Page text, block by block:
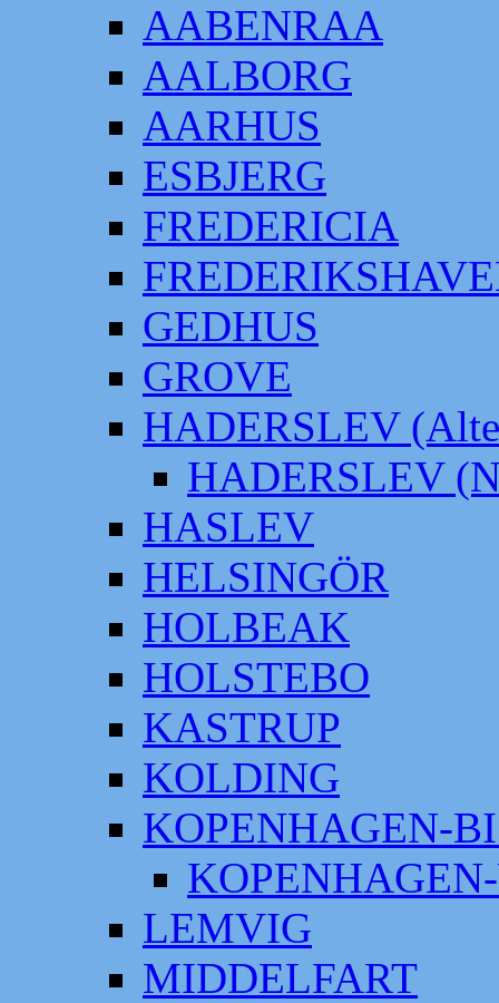
AABENRAA
AALBORG
AARHUS
ESBJERG
FREDERICIA
GEDHUS
GROVE
HADERSLEV
HADERSLEV
HASLEV
HELSINGÖR
HOLBEAK
HOLSTEBO
KASTRUP
KOLDING
KOPENHAGEN-
LEMVIG
MIDDELFART